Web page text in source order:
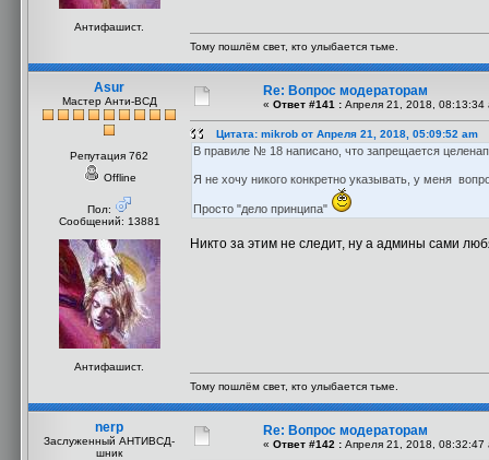
Антифашист.
Тому пошлём свет, кто улыбается тьме.
Asur
Мастер Анти-ВСД
Репутация 762
Offline
Пол:
Сообщений: 13881
Антифашист.
Re: Вопрос модераторам
« Ответ #141 : Апреля 21, 2018, 08:13:34
Цитата: mikrob от Апреля 21, 2018, 05:09:52 am
В правиле № 18 написано, что запрещается
Я не хочу никого конкретно указывать, у меня
Просто "дело принципа"
Никто за этим не следит, ну а админы сами
Тому пошлём свет, кто улыбается тьме.
nerp
Заслуженный АНТИВСД-
шник
Re: Вопрос модераторам
« Ответ #142 : Апреля 21, 2018, 08:32:47